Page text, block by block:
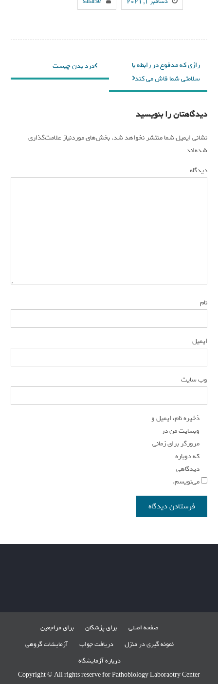
راهبری
نوشته
درد بدن چیست
رازی که مدفوع در رابطه با
سلامتی شما فاش می کند
دیدگاهتان را بنویسید
نشانی ایمیل شما منتشر نخواهد شد.بخش‌های موردنیاز علامت‌گذاری
شده‌اند*
دیدگاه*
نام*
ایمیل*
وب‌ سایت
ذخیره نام، ایمیل و
وبسایت من در
مرورگر برای زمانی
که دوباره
دیدگاهی
می‌نویسم.
صفحه اصلی برای پزشکان
برای مراجعین
نمونه گیری در منزل
دریافت جواب
آزمایشات گروهی
درباره آزمایشگاه
Copyright © All rights reserve for Pathobiology Laboraotry Center